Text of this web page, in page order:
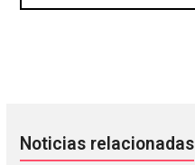
Noticias relacionadas